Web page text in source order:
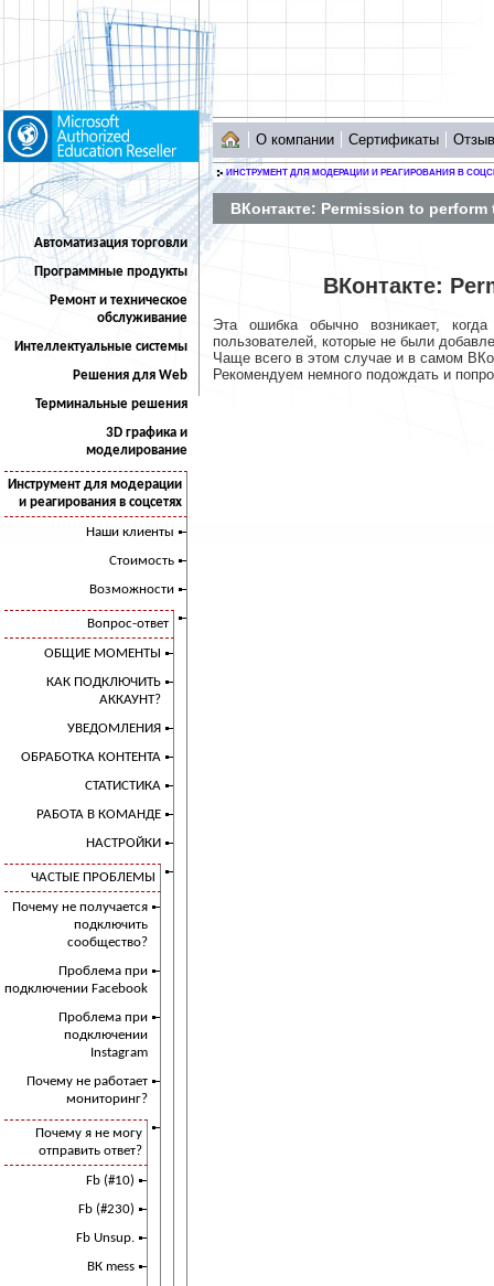
Автоматизация торговли
Программные продукты
Ремонт и техническое
обслуживание
Интеллектуальные системы
Решения для Web
Терминальные решения
3D графика и
моделирование
Инструмент для модерации
и реагирования в соцсетях
Наши клиенты
Стоимость
Возможности
Вопрос-ответ
ОБЩИЕ МОМЕНТЫ
КАК ПОДКЛЮЧИТЬ
АККАУНТ?
УВЕДОМЛЕНИЯ
ОБРАБОТКА КОНТЕНТА
СТАТИСТИКА
РАБОТА В КОМАНДЕ
НАСТРОЙКИ
ЧАСТЫЕ ПРОБЛЕМЫ
Почему не получается
подключить
сообщество?
Проблема при
подключении Facebook
Проблема при
подключении
Instagram
Почему не работает
мониторинг?
Почему я не могу
отправить ответ?
Fb (#10)
Fb (#230)
Fb Unsup.
ВК mess
О компании Сертификаты
ИНСТРУМЕНТ ДЛЯ МОДЕРАЦИИ И РЕАГИРОВАНИЯ В
ВКонтакте: Permission to
ВКонтакте:
Эта ошибка обычно возникает,
пользователей, которые не были
Чаще всего в этом случае и в самом
Рекомендуем немного подождать и